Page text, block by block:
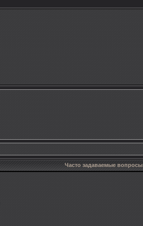
Часто задаваемые вопросы